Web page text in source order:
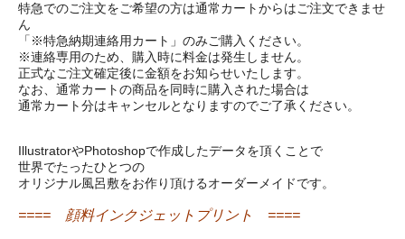
特急でのご注文をご希望の方は通常カートからはご注文できませ
ん
「※特急納期連絡用カート」のみご購入ください。
※連絡専用のため、購入時に料金は発生しません。
正式なご注文確定後に金額をお知らせいたします。
なお、通常カートの商品を同時に購入された場合は
通常カート分はキャンセルとなりますのでご了承ください。
IllustratorやPhotoshopで作成したデータを頂くことで
世界でたったひとつの
オリジナル風呂敷をお作り頂けるオーダーメイドです。
==== 顔料インクジェットプリント ====